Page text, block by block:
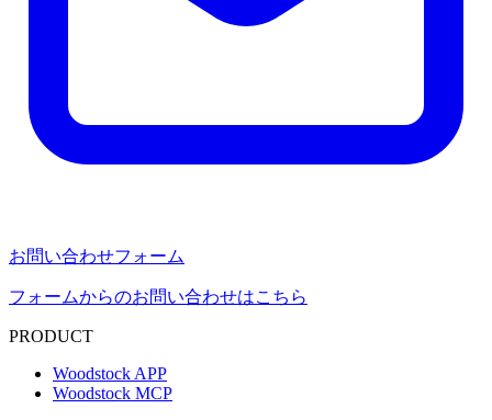
お問い合わせフォーム
フォームからのお問い合わせはこちら
PRODUCT
Woodstock APP
Woodstock MCP